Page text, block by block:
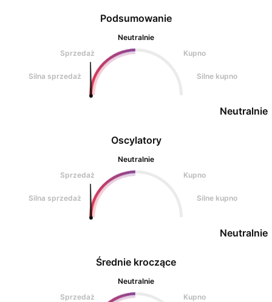
Oscylatory
Neutralnie
Sprzedaż
Kupno
Silna sprzedaż Silne kupno
Neutralnie
Podsumowanie
Neutralnie
Sprzedaż
Kupno
Silna sprzedaż Silne kupno
Neutralnie
Średnie kroczące
Neutralnie
Sprzedaż
Kupno